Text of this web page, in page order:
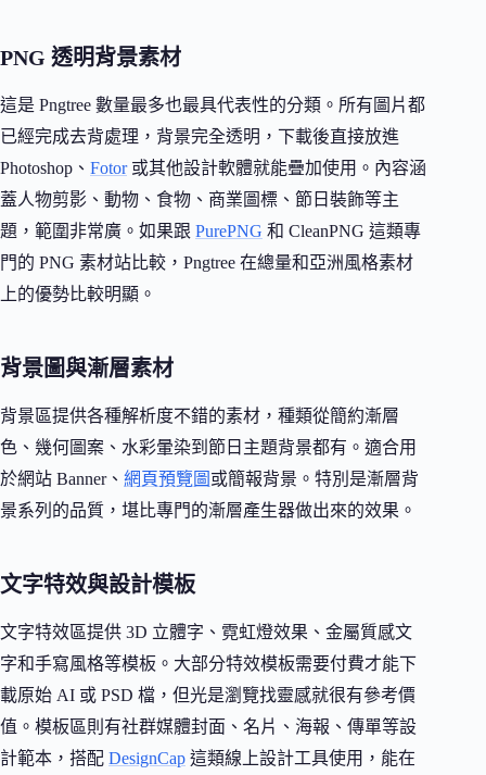
PNG 透明背景素材
這是 Pngtree 數量最多也最具代表性的分類。所有圖片都
已經完成去背處理，背景完全透明，下載後直接放進
Photoshop、 Fotor或其他設計軟體就能疊加使用。內容涵
蓋人物剪影、動物、食物、商業圖標、節日裝飾等主
題，範圍非常廣。如果跟 PurePNG 和 CleanPNG 這類專
門的 PNG 素材站比較，Pngtree 在總量和亞洲風格素材
上的優勢比較明顯。
背景圖與漸層素材
背景區提供各種解析度不錯的素材，種類從簡約漸層
色、幾何圖案、水彩暈染到節日主題背景都有。適合用
於網站 Banner、 網頁預覽圖 或簡報背景。特別是漸層背
景系列的品質，堪比專門的漸層產生器做出來的效果。
文字特效與設計模板
文字特效區提供 3D 立體字、霓虹燈效果、金屬質感文
字和手寫風格等模板。大部分特效模板需要付費才能下
載原始 AI 或 PSD 檔，但光是瀏覽找靈感就很有參考價
值。模板區則有社群媒體封面、名片、海報、傳單等設
計範本，搭配 DesignCap 這類線上設計工具使用，能在